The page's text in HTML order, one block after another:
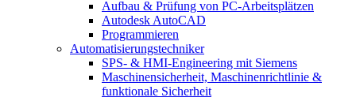
Aufbau & Prüfung von PC-Arbeitsplätzen
Autodesk AutoCAD
Programmieren
Automatisierungstechniker
SPS‑ & HMI‑Engineering mit Siemens
Maschinensicherheit, Maschinenrichtlinie &
funktionale Sicherheit